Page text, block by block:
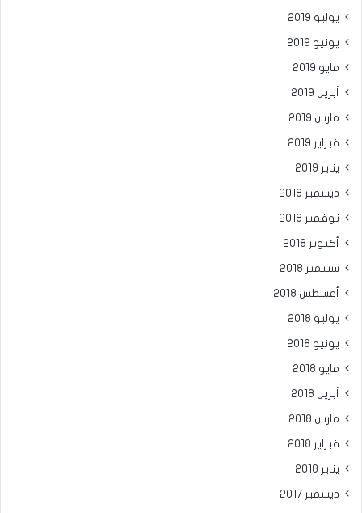
يوليو 2019
يونيو 2019
مايو 2019
أبريل 2019
مارس 2019
فبراير 2019
يناير 2019
ديسمبر 2018
نوفمبر 2018
أكتوبر 2018
سبتمبر 2018
أغسطس 2018
يوليو 2018
يونيو 2018
مايو 2018
أبريل 2018
مارس 2018
فبراير 2018
يناير 2018
ديسمبر 2017